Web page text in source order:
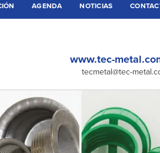
AGENDA NOTICIAS
www.tec-
tecmetal@tec-